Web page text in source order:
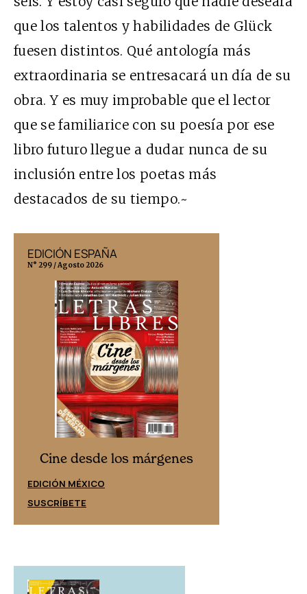
que los talentos y habilidades de Glück
fuesen distintos. Qué antología más
extraordinaria se entresacará un día de su
obra. Y es muy improbable que el lector
que se familiarice con su poesía por ese
libro futuro llegue a dudar nunca de su
inclusión entre los poetas más
destacados de su tiempo.~
EDICIÓN ESPAÑA
N° 299 / Agosto 2026
Cine desde los márgenes
EDICIÓN MÉXICO
SUSCRÍBETE